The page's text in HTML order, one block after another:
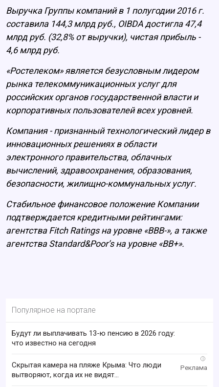
Выручка Группы компаний в 1 полугодии 2016 г.
составила 144,3 млрд руб., OIBDA достигла 47,4
млрд руб. (32,8% от выручки), чистая прибыль -
4,6 млрд руб.
«Ростелеком» является безусловным лидером
рынка телекоммуникационных услуг для
российских органов государственной власти и
корпоративных пользователей всех уровней.
Компания - признанный технологический лидер в
инновационных решениях в области
электронного правительства, облачных
вычислений, здравоохранения, образования,
безопасности, жилищно-коммунальных услуг.
Стабильное финансовое положение Компании
подтверждается кредитными рейтингами:
агентства Fitch Ratings на уровне «BBB-», а также
агентства Standard&Poor’s на уровне «BB+».
Популярное на портале
Будут ли выплачивать 13-ю пенсию в 2026 году:
что известно на сегодня
i
Скрытая камера на пляже Крыма: Что люди
вытворяют, когда их не видят...